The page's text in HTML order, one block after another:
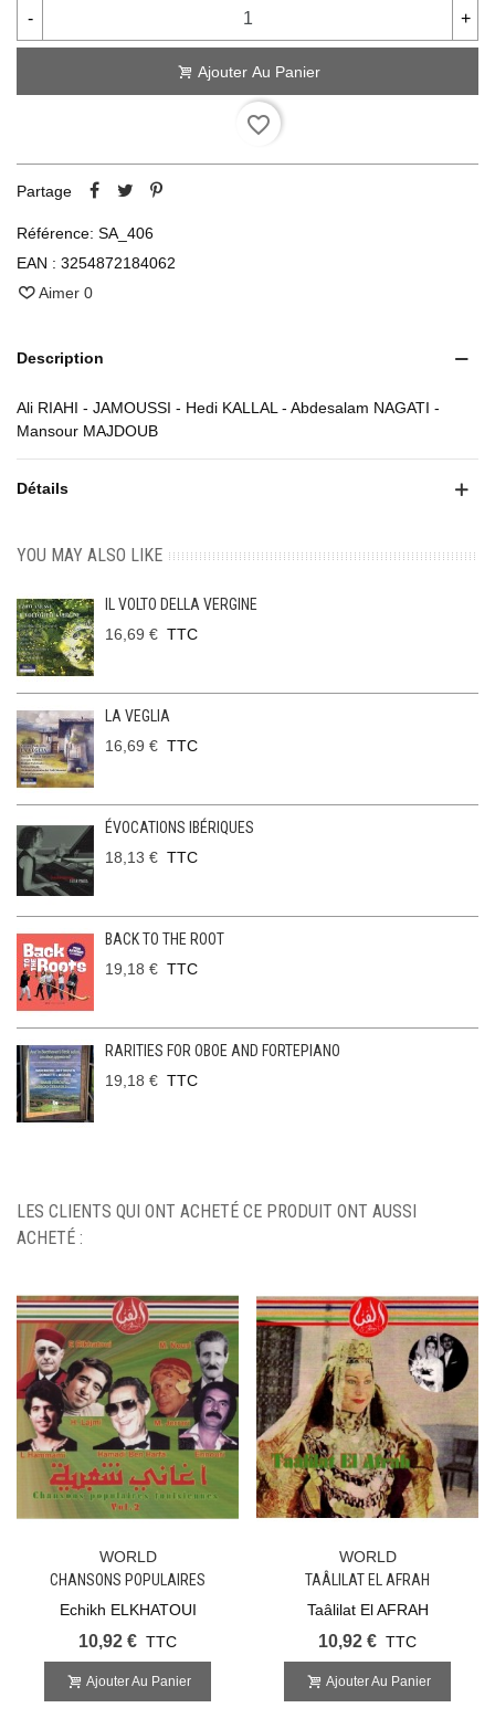
- +
Ajouter Au Panier
favorite_border
Partage
Référence: SA_406
EAN : 3254872184062
Aimer 0
Description
Ali RIAHI - JAMOUSSI - Hedi KALLAL - Abdesalam NAGATI -
Mansour MAJDOUB
Détails
YOU MAY ALSO LIKE
IL VOLTO DELLA VERGINE
16,69 € TTC
LA VEGLIA
16,69 € TTC
ÉVOCATIONS IBÉRIQUES
18,13 € TTC
BACK TO THE ROOT
19,18 € TTC
RARITIES FOR OBOE AND FORTEPIANO
19,18 € TTC
LES CLIENTS QUI ONT ACHETÉ CE PRODUIT ONT AUSSI
ACHETÉ :
WORLD
CHANSONS POPULAIRES
TUNISIENNES VOL.2
Echikh ELKHATOUI
10,92 € TTC
Ajouter Au Panier
WORLD
TAÂLILAT EL AFRAH
Taâlilat El AFRAH
10,92 € TTC
Ajouter Au Panier